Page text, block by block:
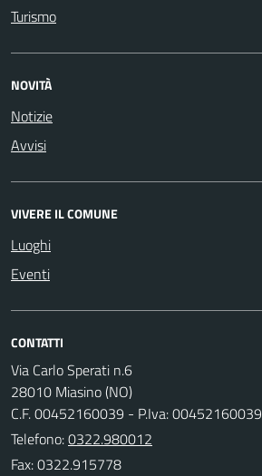
Turismo
NOVITÀ
Notizie
Avvisi
VIVERE IL COMUNE
Luoghi
Eventi
CONTATTI
Via Carlo Sperati n.6
28010 Miasino (NO)
C.F. 00452160039 - P.Iva: 00452160039
Telefono:0322.980012
Fax: 0322.915778